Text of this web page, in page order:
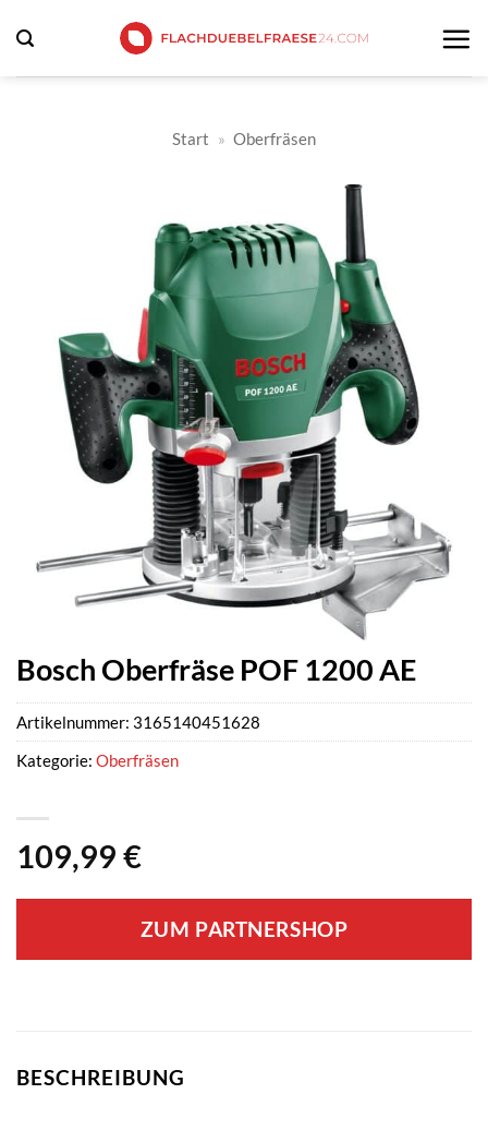
Inhalt
springen
Start » Oberfräsen
Bosch Oberfräse POF 1200 AE
109,99 €
ZUM PARTNERSHOP
Artikelnummer: 3165140451628
Kategorie: Oberfräsen
BESCHREIBUNG